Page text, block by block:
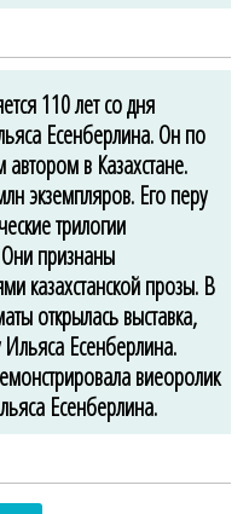
110 лет со дня
Есенберлина. Он по
в Казахстане.
экземпляров. Его перу
трилогии
признаны
казахстанской прозы. В
открылась выставка,
Есенберлина.
виеоролик
Есенберлина.